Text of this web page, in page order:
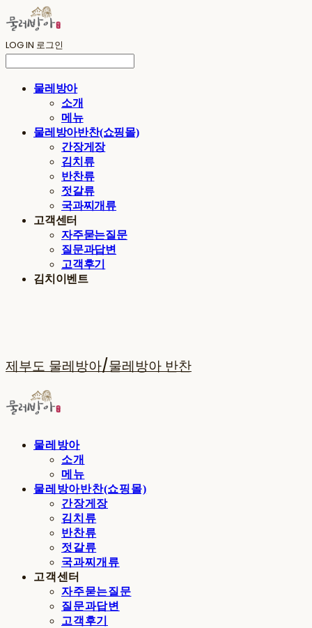
LOG IN 로그인
물레방아
소개
메뉴
물레방아반찬(쇼핑몰)
간장게장
김치류
반찬류
젓갈류
국과찌개류
고객센터
자주묻는질문
질문과답변
고객후기
김치이벤트
제부도 물레방아/물레방아 반찬
물레방아
소개
메뉴
물레방아반찬(쇼핑몰)
간장게장
김치류
반찬류
젓갈류
국과찌개류
고객센터
자주묻는질문
질문과답변
고객후기